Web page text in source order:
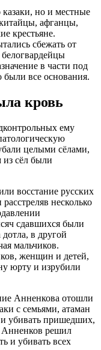
но и местные
афганцы,
крестьяне.
сбежать от
в части под
были все основания.
кровь
ему
целыми сёлами,
сёл были
восстание русских
несколько
сдавшихся были
в другой
мальчиков.
женщин и детей,
юрту и изрубили
Анненкова отошли
с семьями, атаман
убивать пришедших,
Анненков решил
и убивать всех